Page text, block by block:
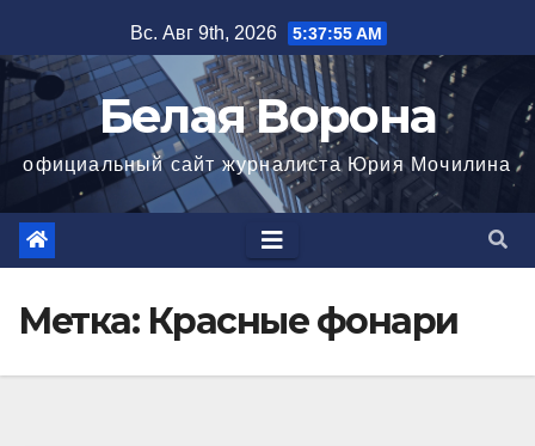
к
содержимому
Вс. Авг 9th, 2026 5:37:56 AM
Белая Ворона
официальный сайт журналиста Юрия Мочилина
Метка: Красные фонари